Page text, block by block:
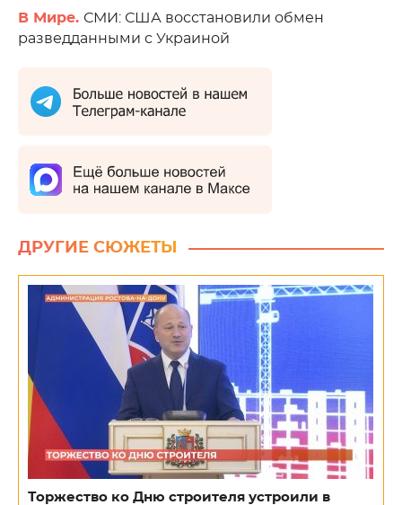
В Мире. СМИ: США восстановили обмен
разведданными с Украиной
ДРУГИЕ СЮЖЕТЫ
Торжество ко Дню строителя устроили в